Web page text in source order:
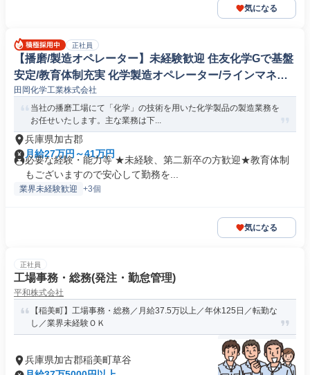
気になる
正社員
【播磨/製造オペレーター】未経験歓迎 住友化学Gで基盤
安定/教育体制充実 化学製造オペレーター/ラインマネー
ジャー
田岡化学工業株式会社
当社の播磨工場にて「化学」の技術を用いた化学製品の製造業務を
お任せいたします。主な業務は下...
兵庫県加古郡
月給27万円～41万円
必要な経験・能力等 ★未経験、第二新卒の方歓迎★教育体制
もございますので安心して勤務を...
業界未経験歓迎 +3個
気になる
正社員
工場事務・総務(発注・勤怠管理)
平和株式会社
【稲美町】工場事務・総務／月給37.5万以上／年休125日／転勤な
し／業界未経験ＯＫ
兵庫県加古郡稲美町草谷